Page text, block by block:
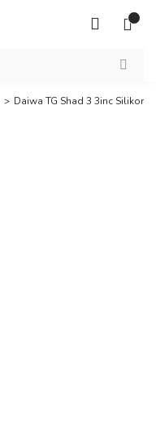
Daiwa TG Shad 3 3inc Silikon